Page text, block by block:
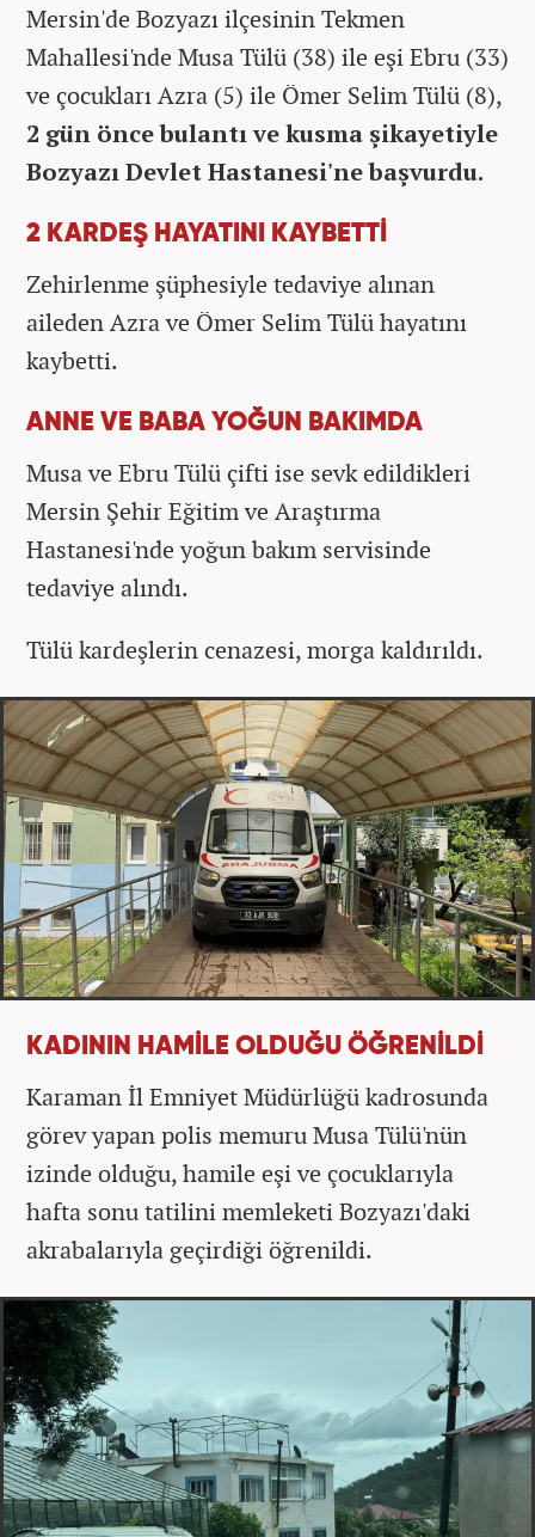
Mersin'de Bozyazı ilçesinin Tekmen
Mahallesi'nde Musa Tülü (38) ile eşi Ebru (33)
ve çocukları Azra (5) ile Ömer Selim Tülü (8),
2 gün önce bulantı ve kusma şikayetiyle
Bozyazı Devlet Hastanesi'ne başvurdu.
2 KARDEŞ HAYATINI KAYBETTİ
Zehirlenme şüphesiyle tedaviye alınan
aileden Azra ve Ömer Selim Tülü hayatını
kaybetti.
ANNE VE BABA YOĞUN BAKIMDA
Musa ve Ebru Tülü çifti ise sevk edildikleri
Mersin Şehir Eğitim ve Araştırma
Hastanesi'nde yoğun bakım servisinde
tedaviye alındı.
Tülü kardeşlerin cenazesi, morga kaldırıldı.
KADININ HAMİLE OLDUĞU ÖĞRENİLDİ
Karaman İl Emniyet Müdürlüğü kadrosunda
görev yapan polis memuru Musa Tülü'nün
izinde olduğu, hamile eşi ve çocuklarıyla
hafta sonu tatilini memleketi Bozyazı'daki
akrabalarıyla geçirdiği öğrenildi.